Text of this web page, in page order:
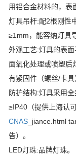
用铝合金材料的，表
灯具吊杆:配2根刚性
≥1mm，能容纳灯具
外观工艺:灯具的表
面氧化处理或喷塑后
有紧固件（螺丝/卡具
防护结构:灯具采用
≥IP40（提供上海认
CNAS _jiance.html
告）。
LED灯珠:品牌灯珠。